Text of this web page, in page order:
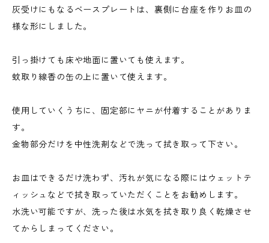
灰受けにもなるベースプレートは、裏側に台座を作りお皿の
様な形にしました。
引っ掛けても床や地面に置いても使えます。
蚊取り線香の缶の上に置いて使えます。
使用していくうちに、固定部にヤニが付着することがありま
す。
金物部分だけを中性洗剤などで洗って拭き取って下さい。
お皿はできるだけ洗わず、汚れが気になる際にはウェットテ
ィッシュなどで拭き取っていただくことをお勧めします。
水洗い可能ですが、洗った後は水気を拭き取り良く乾燥させ
てからしまってください。